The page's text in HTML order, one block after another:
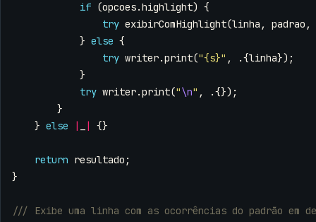
if (opcoes.highlight) {
try exibirComHighlight(linha , padrao ,
} else {
try writer.print("{s}" , .{linha});
}
try writer.print("\n" ,
.{});
}
} else | | {}
return resultado ;
}